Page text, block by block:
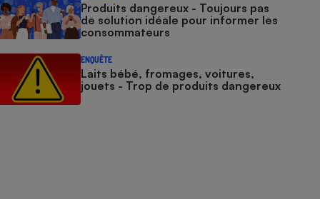
Produits dangereux - Toujours pas
de solution idéale pour informer les
consommateurs
ENQUÊTE
Laits bébé, fromages, voitures,
jouets - Trop de produits dangereux